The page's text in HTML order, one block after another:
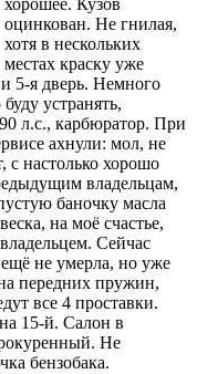
хорошее. Кузов
оцинкован. Не гнилая,
хотя в нескольких
местах краску уже
5-я дверь. Немного
устранять,
л.с., карбюратор. При
ахнули: мол, не
настолько хорошо
владельцам,
баночку масла
на моё счастье,
Сейчас
не умерла, но уже
передних пружин,
все 4 проставки.
15-й. Салон в
Не
бензобака.